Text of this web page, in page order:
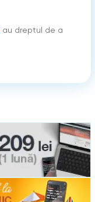
au dreptul de a